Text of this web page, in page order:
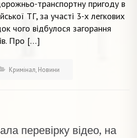
транспортну пригоду в
ТГ, за участі 3-х легкових
чого відбулося загорання
Про […]
Кримінал, Новини
перевірку відео, на